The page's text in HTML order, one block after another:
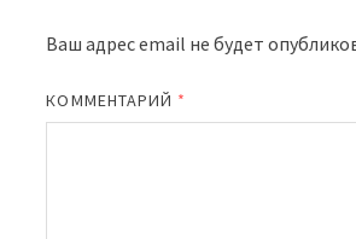
Ваш адрес email не будет
КОММЕНТАРИЙ *